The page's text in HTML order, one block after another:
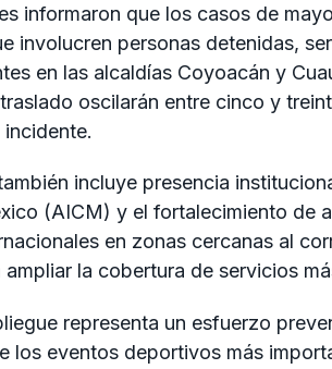
informaron que los casos de
involucren personas detenidas,
en las alcaldías Coyoacán y
oscilarán entre cinco y
incluye presencia
(AICM) y el fortalecimiento de
en zonas cercanas al
ampliar la cobertura de servicios
representa un esfuerzo
los eventos deportivos más